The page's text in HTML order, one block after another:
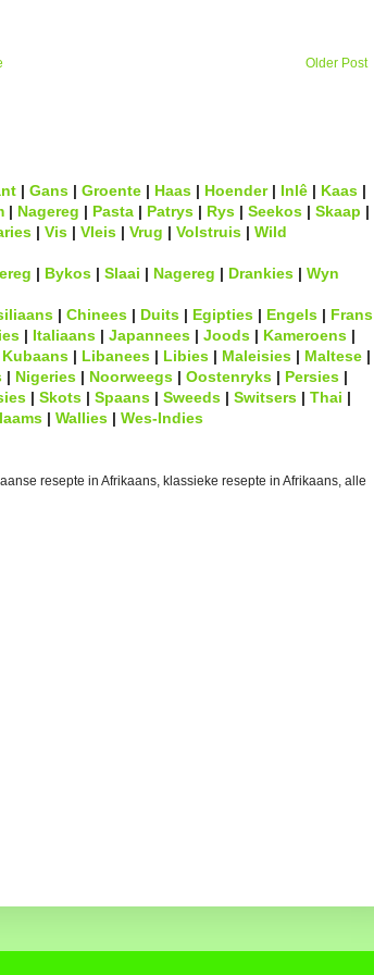
Older Post
| Gans | Groente | Haas | Hoender| Inlê | Kaas |
| Nagereg | Pasta| Patrys| Rys| Seekos| Skaap |
| Vis| Vleis| Vrug | Volstruis| Wild
| Bykos| Slaai | Nagereg | Drankies| Wyn
| Chinees| Duits| Egipties| Engels| Frans
| Italiaans| Japannees| Joods| Kameroens|
Kubaans| Libanees| Libies| Maleisies| Maltese|
| Nigeries | Noorweegs | Oostenryks | Persies |
| Skots| Spaans| Sweeds| Switsers| Thai |
| Wallies | Wes-Indies
resepte in Afrikaans, klassieke resepte in Afrikaans, alle